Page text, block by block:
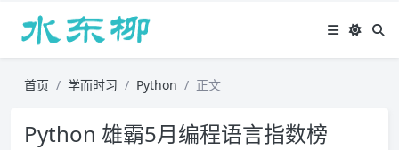
首页 学而时习 Python 正文
Python 雄霸5月编程语言指数榜